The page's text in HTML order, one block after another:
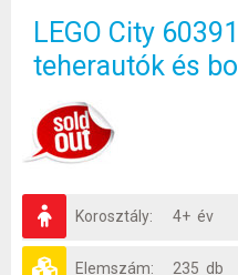
LEGO City
teherautók és
Korosztály: 4+ év
Elemszám: 235 db